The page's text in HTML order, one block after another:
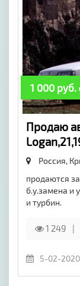
1 000 руб.
Продаю
Россия,
продаются
б.у.замена и
и турбин.
1 249
5-02-